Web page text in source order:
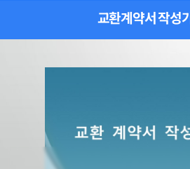
교환계약서 작성